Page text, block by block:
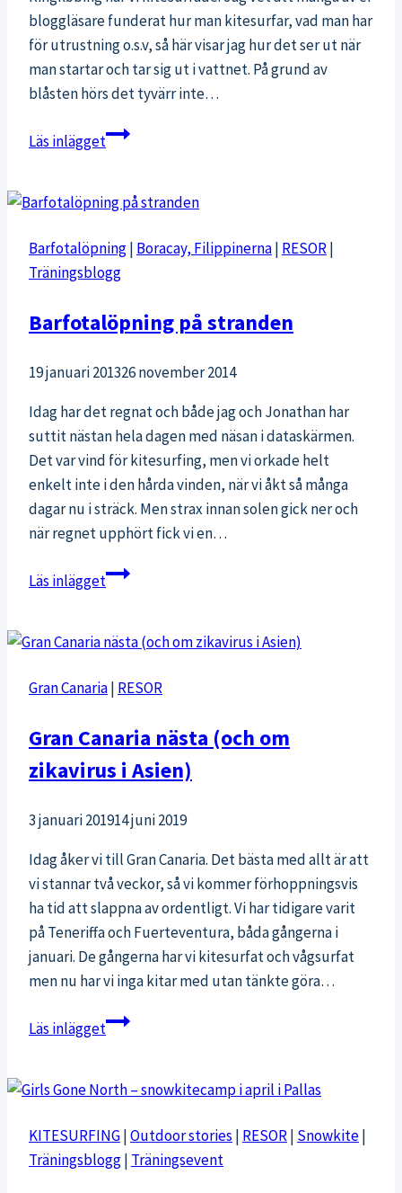
bloggläsare funderat hur man kitesurfar, vad man har
för utrustning o.s.v, så här visar jag hur det ser ut när
man startar och tar sig ut i vattnet. På grund av
blåsten hörs det tyvärr inte…
Läs inläggetVideoblogg
i
Barfotalöpning| Boracay, Filippinerna| RESOR|
Träningsblogg
Barfotalöpning på stranden
19 januari 201326 november 2014
Idag har det regnat och både jag och Jonathan har
suttit nästan hela dagen med näsan i dataskärmen.
Det var vind för kitesurfing, men vi orkade helt
enkelt inte i den hårda vinden, när vi åkt så många
dagar nu i sträck. Men strax innan solen gick ner och
när regnet upphört fick vi en…
Läs inläggetBarfotalöpning
Gran Canaria| RESOR
Gran Canaria nästa (och om
zikavirus i Asien)
3 januari 201914 juni 2019
Idag åker vi till Gran Canaria. Det bästa med allt är att
vi stannar två veckor, så vi kommer förhoppningsvis
ha tid att slappna av ordentligt. Vi har tidigare varit
på Teneriffa och Fuerteventura, båda gångerna i
januari. De gångerna har vi kitesurfat och vågsurfat
men nu har vi inga kitar med utan tänkte göra…
Läs inläggetGran
(och
zikavirus
i
KITESURFING|Outdoor stories | RESOR| Snowkite|
Träningsblogg| Träningsevent